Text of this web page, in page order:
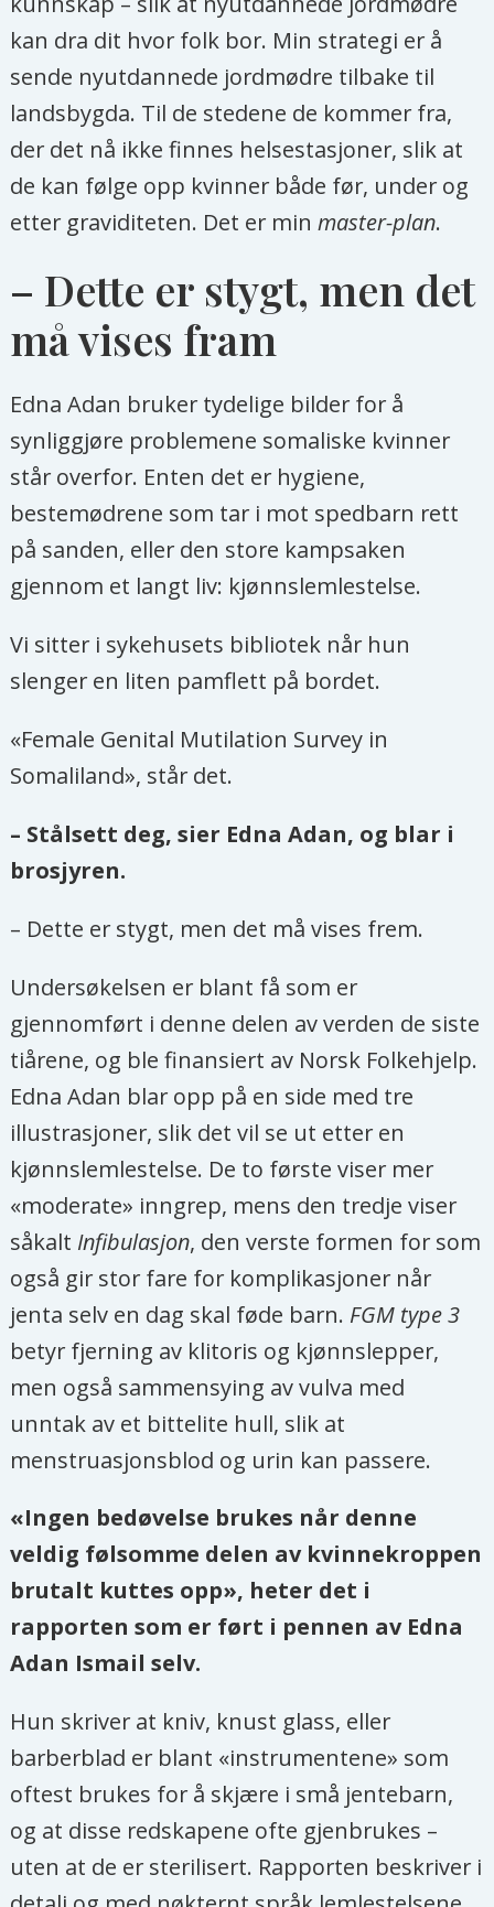
Der studerte hun til å bli jordmor, og
da hun returnerte ble hun den
første jordmoren i landet.
Edna Adan giftet seg med
politikeren Mohamed Haji Ibrahim
Egal som var statsminister i Somalia
førstedame da ektemannen ble
president i Somaliland (1993-2002).
Hun har også vært Somalilands
utenriksminister (2003-2006) og
jobbet en årrekke i Verdens
helseorganisasjon (WHO).
Da hun sluttet i WHO solgte hun alle
sine eiendeler og vendte tilbake til
Somaliland for å byggeEdna Adan
som et av de beste sykehusene for
barne- og mødrehelse på Afrikas
Horn. Sykehuset støttes blant annet
avIslamic Development Bank
kan dra dit hvor folk bor. Min strategi er å
sende nyutdannede jordmødre tilbake til
landsbygda. Til de stedene de kommer fra,
der det nå ikke finnes helsestasjoner, slik at
de kan følge opp kvinner både før, under og
etter graviditeten. Det er minmaster-plan.
– Dette er stygt, men det
må vises fram
Edna Adan bruker tydelige bilder for å
synliggjøre problemene somaliske kvinner
står overfor. Enten det er hygiene,
bestemødrene som tar i mot spedbarn rett
på sanden, eller den store kampsaken
gjennom et langt liv: kjønnslemlestelse.
Vi sitter i sykehusets bibliotek når hun
slenger en liten pamflett på bordet.
«Female Genital Mutilation Survey in
Somaliland», står det.
– Stålsett deg, sier Edna Adan, og blar i
brosjyren.
– Dette er stygt, men det må vises frem.
Undersøkelsen er blant få som er
gjennomført i denne delen av verden de siste
tiårene, og ble finansiert av Norsk Folkehjelp.
Edna Adan blar opp på en side med tre
illustrasjoner, slik det vil se ut etter en
kjønnslemlestelse. De to første viser mer
«moderate» inngrep, mens den tredje viser
såkalt Infibulasjon, den verste formen for som
også gir stor fare for komplikasjoner når
jenta selv en dag skal føde barn. FGM type 3
betyr fjerning av klitoris og kjønnslepper,
men også sammensying av vulva med
unntak av et bittelite hull, slik at
menstruasjonsblod og urin kan passere.
«Ingen bedøvelse brukes når denne
veldig følsomme delen av kvinnekroppen
brutalt kuttes opp», heter det i
rapporten som er ført i pennen av Edna
Adan Ismail selv.
Hun skriver at kniv, knust glass, eller
barberblad er blant «instrumentene» som
oftest brukes for å skjære i små jentebarn,
og at disse redskapene ofte gjenbrukes –
uten at de er sterilisert. Rapporten beskriver i